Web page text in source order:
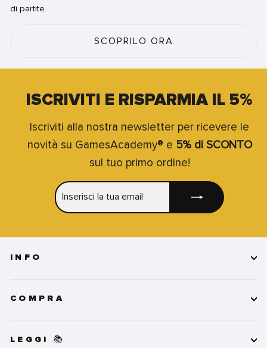
di partite.
SCOPRILO ORA
ISCRIVITI E RISPARMIA IL 5%
Iscriviti alla nostra newsletter per ricevere le
novità su GamesAcademy® e 5% di SCONTO
sul tuo primo ordine!
LA
INFO
COMPRA
LEGGI 📚